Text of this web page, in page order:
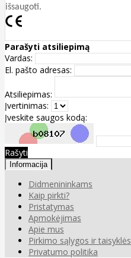
išsaugoti.
Parašyti atsiliepimą
Vardas:
El. pašto adresas:
Atsiliepimas:
Įvertinimas:
Įveskite saugos kodą:
Rašyti
Informacija
Didmenininkams
Kaip pirkti?
Pristatymas
Apmokėjimas
Apie mus
Pirkimo sąlygos ir taisyklės
Privatumo politika